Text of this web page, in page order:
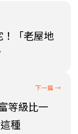
！「老屋地
等級比一
種